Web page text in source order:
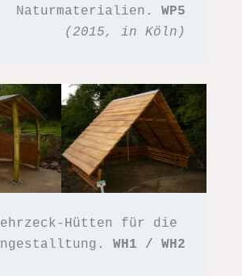
Naturmaterialien. WP5
(2015, in Köln)
Hütten für die
WH1 / WH2